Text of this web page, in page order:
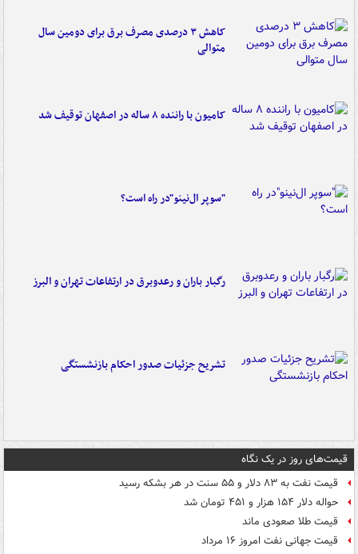
کاهش ۳ درصدی مصرف برق برای دومین سال
متوالی
کامیون با راننده ۸ ساله در اصفهان توقیف شد
"سوپر ال‌نینو"در راه است؟
رگبار باران و رعدوبرق در ارتفاعات تهران و البرز
تشریح جزئیات صدور احکام بازنشستگی
قیمت‌های روز در یک نگاه
قیمت نفت به ۸۳ دلار و ۵۵ سنت در هر بشکه رسید
حواله دلار ۱۵۴ هزار و ۴۵۱ تومان شد
قیمت طلا صعودی ماند
قیمت جهانی نفت امروز ۱۶ مرداد